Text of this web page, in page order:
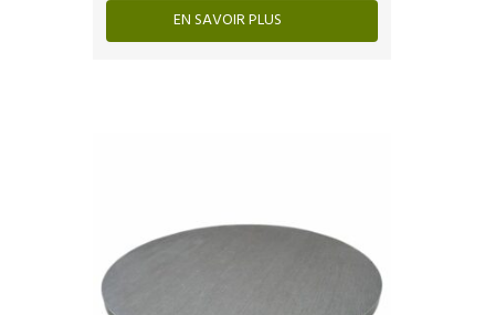
EN SAVOIR PLUS